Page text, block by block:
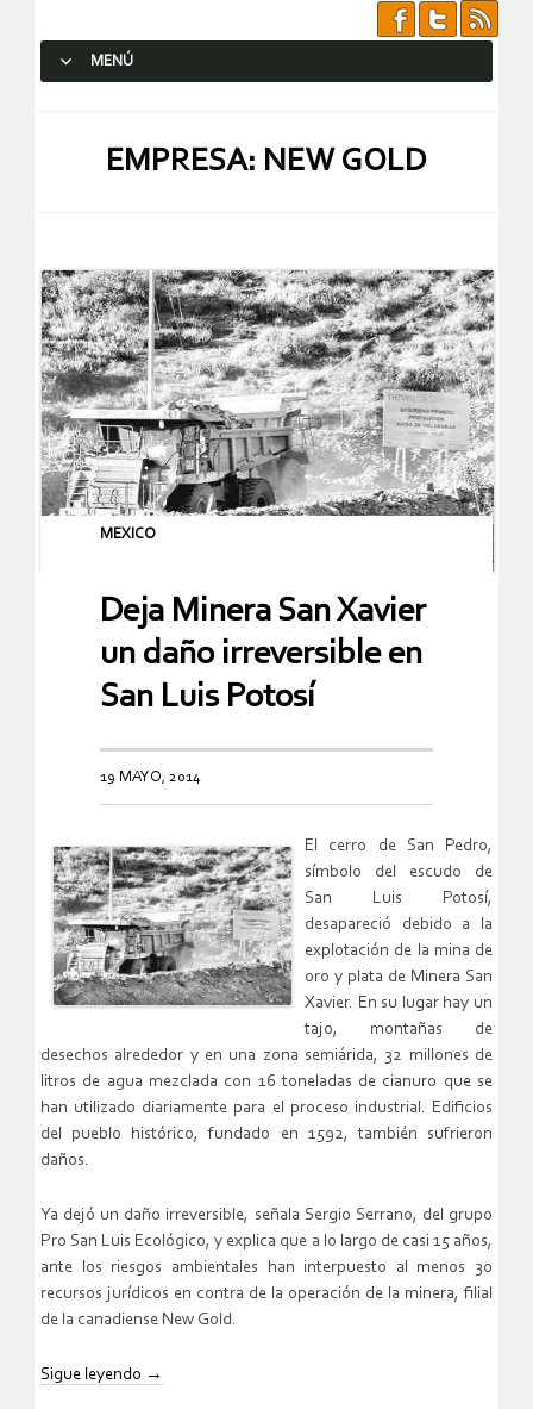
MENÚ
EMPRESA: NEW GOLD
MEXICO
Deja Minera San Xavier
un daño irreversible en
San Luis Potosí
19 MAYO, 2014
El cerro de San Pedro,
símbolo del escudo de
San Luis Potosí,
desapareció debido a la
explotación de la mina de
oro y plata de Minera San
Xavier. En su lugar hay un
tajo, montañas de
desechos alrededor y en una zona semiárida, 32 millones de
litros de agua mezclada con 16 toneladas de cianuro que se
han utilizado diariamente para el proceso industrial. Edificios
del pueblo histórico, fundado en 1592, también sufrieron
daños.
Ya dejó un daño irreversible, señala Sergio Serrano, del grupo
Pro San Luis Ecológico, y explica que a lo largo de casi 15 años,
ante los riesgos ambientales han interpuesto al menos 30
recursos jurídicos en contra de la operación de la minera, filial
de la canadiense New Gold.
Sigue leyendo →